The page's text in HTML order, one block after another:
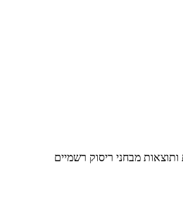
מבחני ריסוק רשמיים